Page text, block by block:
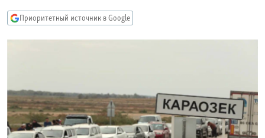
Вернутся
КАВКАЗ.РЕАЛИИ
РАСПИСАНИЕ ВЕЩАНИЯ
ПОДПИШИТЕСЬ НА РАССЫЛКУ
Приоритетный источник в Google